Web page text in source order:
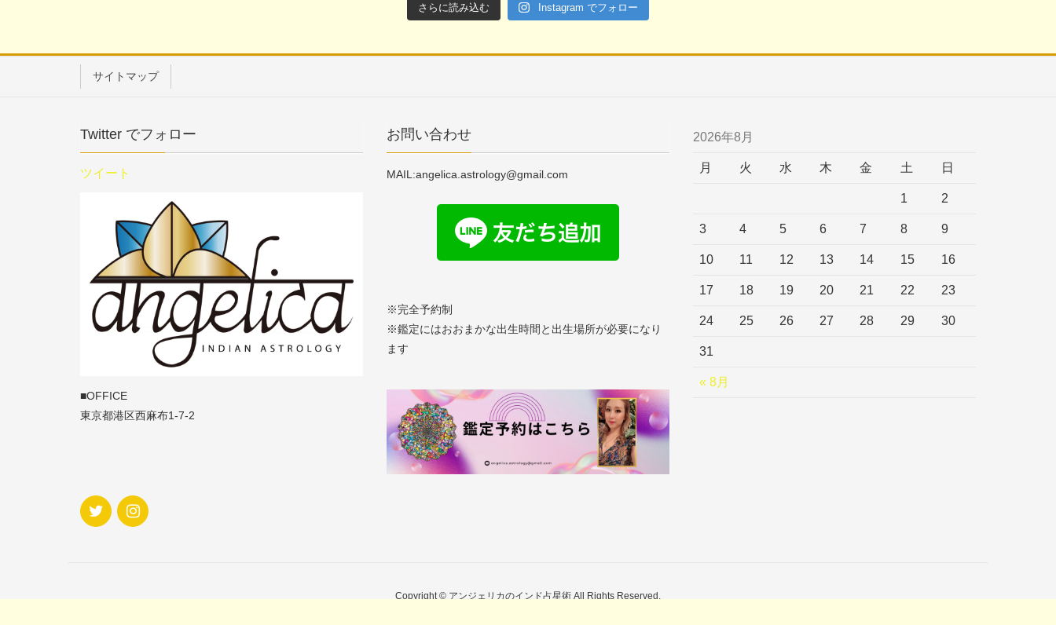
さらに読み込む Instagram でフォロー
サイトマップ
Twitter でフォロー
ツイート
■OFFICE
東京都港区西麻布1-7-2
お問い合わせ
MAIL:angelica.astrology@gmail.com
※完全予約制
※鑑定にはおおまかな出生時間と出生場所が必要になり
ます
2026年8月
月 火 水 木 金 土 日
« 8月
1 2
3 4 5 6 7 8 9
10 11 12 13 14 15 16
17 18 19 20 21 22 23
24 25 26 27 28 29 30
31
Copyright © アンジェリカのインド占星術 All Rights Reserved.